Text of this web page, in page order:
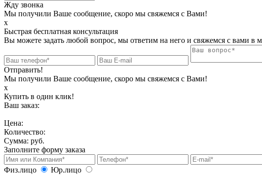
Жду звонка
Мы получили Ваше сообщение, скоро мы свяжемся с Вами!
х
Быстрая бесплатная консультация
Вы можете задать любой вопрос, мы ответим на него и свяжемся с вами в
Отправить!
Мы получили Ваше сообщение, скоро мы свяжемся с Вами!
х
Купить в один клик!
Ваш заказ:
Цена:
Количество:
Сумма: руб.
Заполните форму заказа
Физ.лицо
Юр.лицо